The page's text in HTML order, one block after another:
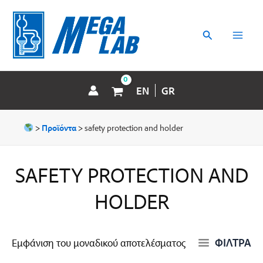
περιεχόμενο
Αναζήτηση
EN GR
> Προϊόντα>safety protection and holder
SAFETY PROTECTION AND
HOLDER
Εμφάνιση του μοναδικού αποτελέσματος ΦΙΛΤΡΑ